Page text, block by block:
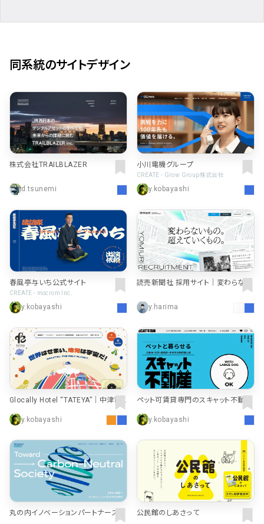
同系統のサイトデザイン
株式会社TRAILBLAZER
d.tsunemi
小川電機グループ
CREATE - Grow Group株式会社
y.kobayashi
春風亭与いち公式サイト
CREATE - mocrom Inc.
y.kobayashi
読売新聞社 採用サイト｜変わらない
y.harima
Glocally Hotel “TATEYA”｜中津市
y.kobayashi
ペット可賃貸専門のスキャット不動産
y.kobayashi
丸の内イノベーションパートナーズ株
公民館のしあさって